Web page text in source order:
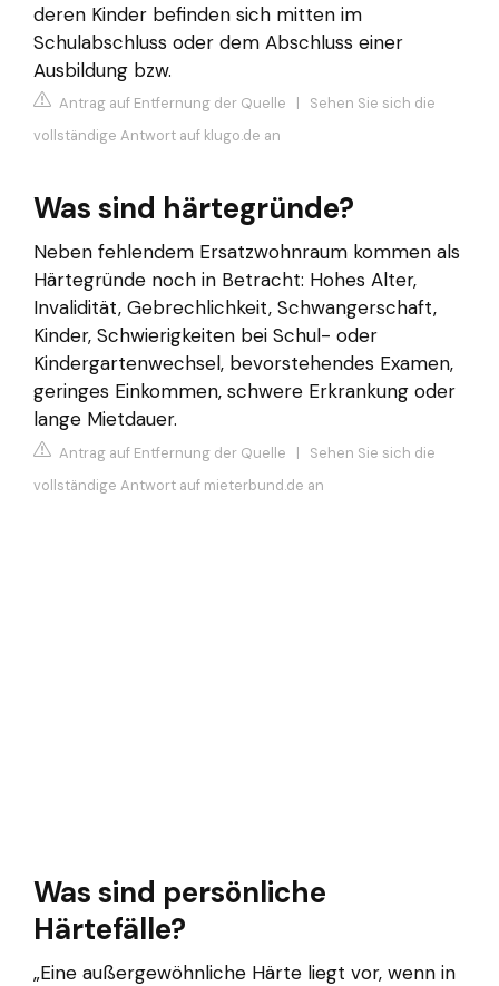
deren Kinder befinden sich mitten im
Schulabschluss oder dem Abschluss einer
Ausbildung bzw.
Antrag auf Entfernung der Quelle | Sehen Sie sich die
vollständige Antwort auf klugo.de an
Was sind härtegründe?
Neben fehlendem Ersatzwohnraum kommen als
Härtegründe noch in Betracht: Hohes Alter,
Invalidität, Gebrechlichkeit, Schwangerschaft,
Kinder, Schwierigkeiten bei Schul- oder
Kindergartenwechsel, bevorstehendes Examen,
geringes Einkommen, schwere Erkrankung oder
lange Mietdauer.
Antrag auf Entfernung der Quelle | Sehen Sie sich die
vollständige Antwort auf mieterbund.de an
Was sind persönliche
Härtefälle?
„Eine außergewöhnliche Härte liegt vor, wenn in